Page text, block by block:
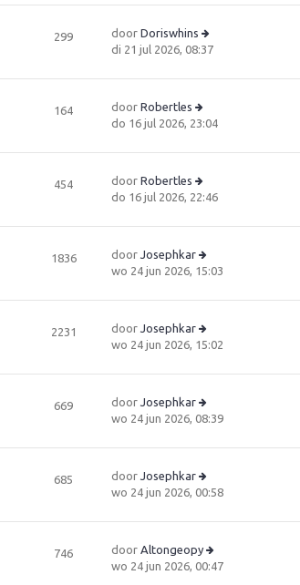
ri
h
t
e
b
ri
h
t
ki
la
a
e
b
ri
t
299 door Doriswhins
B
ki
a
e
b
ri
h
t
di 21 jul 2026, 08:37
164 door Robertles
B
ki
la
a
e
b
ri
h
t
do 16 jul 2026, 23:04
454 door Robertles
B
ki
la
a
e
b
ri
h
t
do 16 jul 2026, 22:46
1836 door Josephkar
B
ki
la
a
e
b
ri
h
t
wo 24 jun 2026, 15:03
2231 door Josephkar
B
ki
la
a
e
b
ri
h
t
wo 24 jun 2026, 15:02
669 door Josephkar
B
ki
la
a
e
b
wo 24 jun 2026, 08:39
685 door Josephkar
B
ki
la
a
wo 24 jun 2026, 00:58
746 door Altongeopy
B
wo 24 jun 2026, 00:47